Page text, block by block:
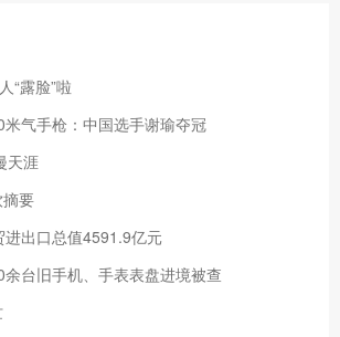
“露脸”啦
气手枪：中国选手谢瑜夺冠
天涯
要
出口总值4591.9亿元
台旧手机、手表表盘进境被查